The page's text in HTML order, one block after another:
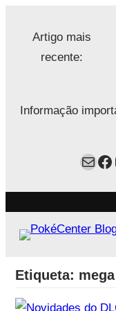
Artigo mais
recente:
Informação
Mail
Etiqueta: